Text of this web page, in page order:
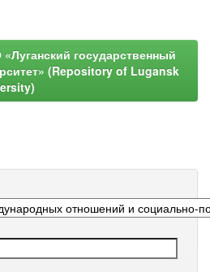
государственный
(Repository of Lugansk